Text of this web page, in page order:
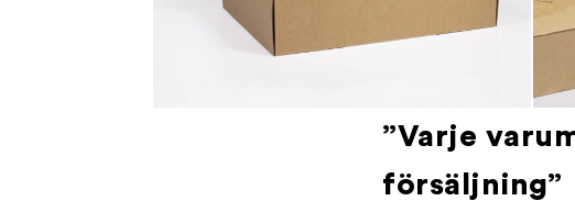
”Varje
försäljning”